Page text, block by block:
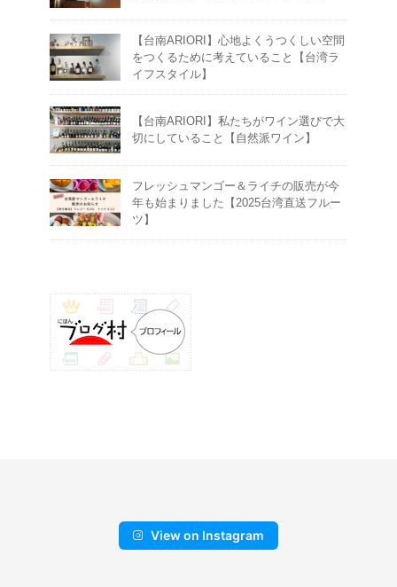
【台南ARIORI】心地よくうつくしい空間
をつくるために考えていること【台湾ラ
イフスタイル】
【台南ARIORI】私たちがワイン選びで大
切にしていること【自然派ワイン】
フレッシュマンゴー＆ライチの販売が今
年も始まりました【2025台湾直送フルー
ツ】
View on Instagram